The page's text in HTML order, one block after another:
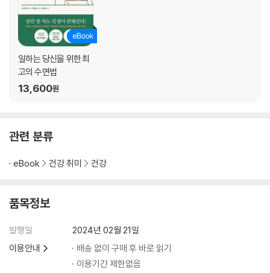
4장 불면의 시대에 꼭 필요한 수면 진료
나는 수면장애 환자일까?
진료를 받기 전 꼭 확인해야 할 것들
수면다원검사의 진행 과정
5장 여성과 남성의 수면은 다르다?
여성 호르몬이 수면에 미치는 영향
완경 후 달라지는 여성의 수면
6장 나이 들수록 점점 더 못 자는 이유
밤잠 못 자는 시니어들의 고민
노년기 불면은 기준이 다르다
6시간보다 못 자면 치매가 온다?
일하는 당신을 위한 최
고의 수면법
13,600원
관련 분류
eBook 건강 취미 건강
품목정보
발행일
2024년 02월 21일
이용안내
배송 없이 구매 후 바로 읽기
이용기간 제한없음